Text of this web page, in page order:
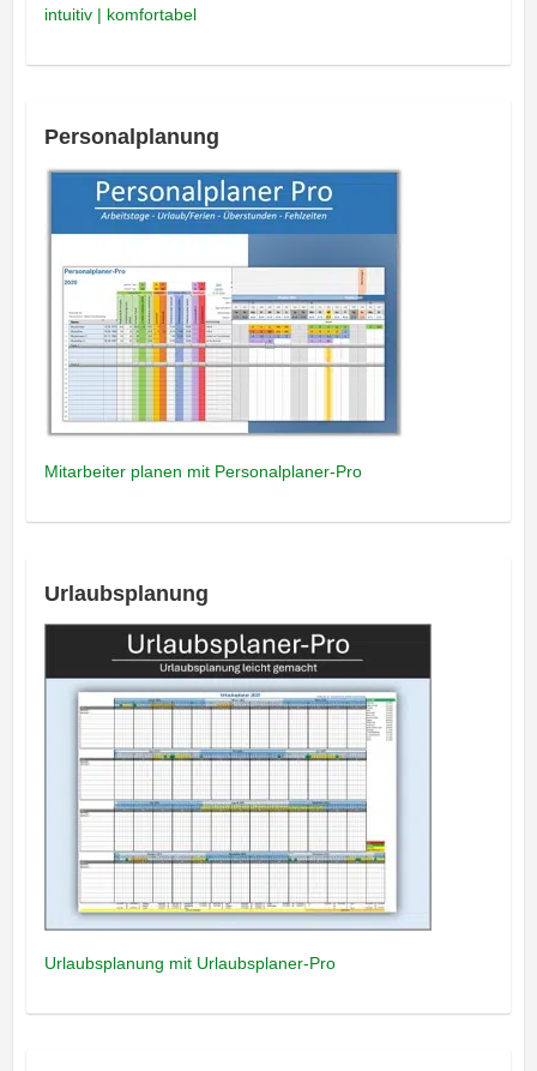
intuitiv | komfortabel
Personalplanung
Mitarbeiter planen mit Personalplaner-Pro
Urlaubsplanung
Urlaubsplanung mit Urlaubsplaner-Pro